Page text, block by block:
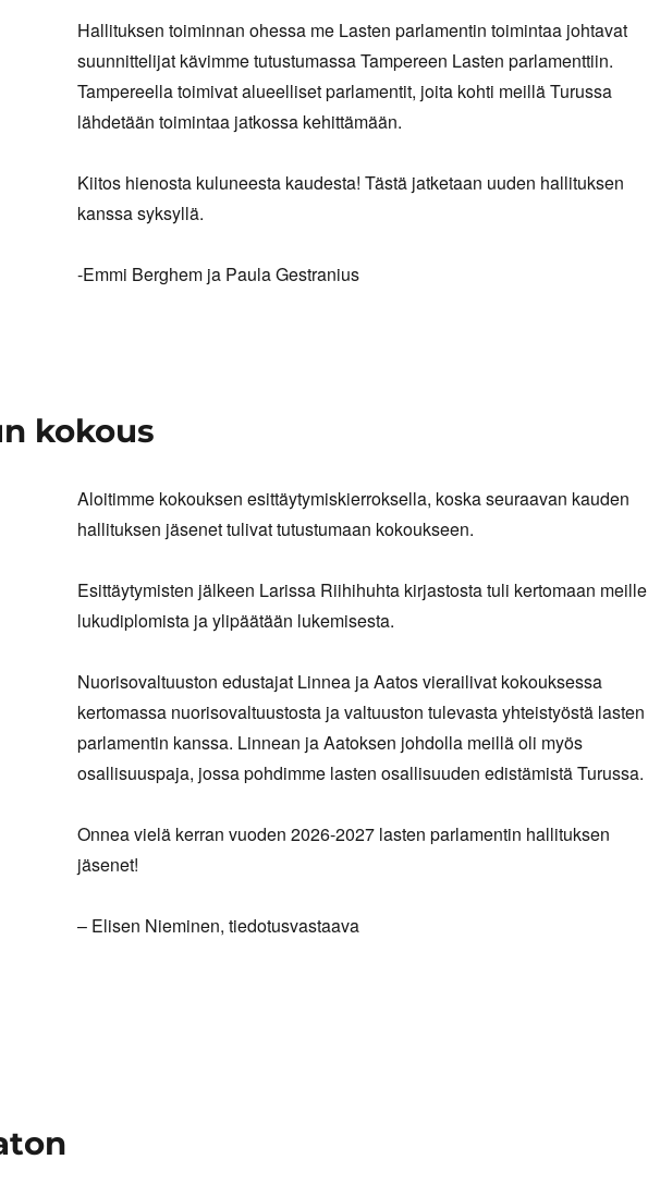
Hallituksen toiminnan ohessa me Lasten parlamentin toimintaa johtavat
suunnittelijat kävimme tutustumassa Tampereen Lasten parlamenttiin.
Tampereella toimivat alueelliset parlamentit, joita kohti meillä Turussa
lähdetään toimintaa jatkossa kehittämään.
Kiitos hienosta kuluneesta kaudesta! Tästä jatketaan uuden hallituksen
kanssa syksyllä.
-Emmi Berghem ja Paula Gestranius
kokous
Aloitimme kokouksen esittäytymiskierroksella, koska seuraavan kauden
hallituksen jäsenet tulivat tutustumaan kokoukseen.
Esittäytymisten jälkeen Larissa Riihihuhta kirjastosta tuli kertomaan meille
lukudiplomista ja ylipäätään lukemisesta.
Nuorisovaltuuston edustajat Linnea ja Aatos vierailivat kokouksessa
kertomassa nuorisovaltuustosta ja valtuuston tulevasta yhteistyöstä lasten
parlamentin kanssa. Linnean ja Aatoksen johdolla meillä oli myös
osallisuuspaja, jossa pohdimme lasten osallisuuden edistämistä Turussa.
Onnea vielä kerran vuoden 2026-2027 lasten parlamentin hallituksen
jäsenet!
– Elisen Nieminen, tiedotusvastaava